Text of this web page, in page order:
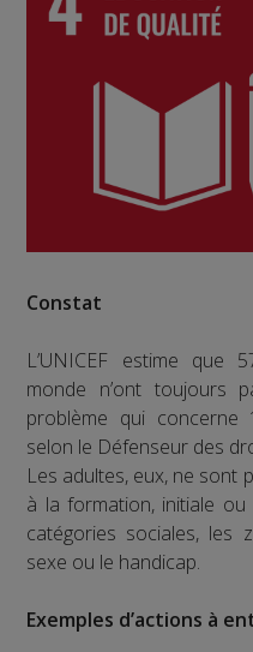
Constat
L’UNICEF estime que
monde n’ont toujours
problème qui
selon le Défenseur des
Les adultes, eux, ne sont
à la formation, initiale
catégories sociales, les
sexe ou le handicap.
Exemples d’actions à